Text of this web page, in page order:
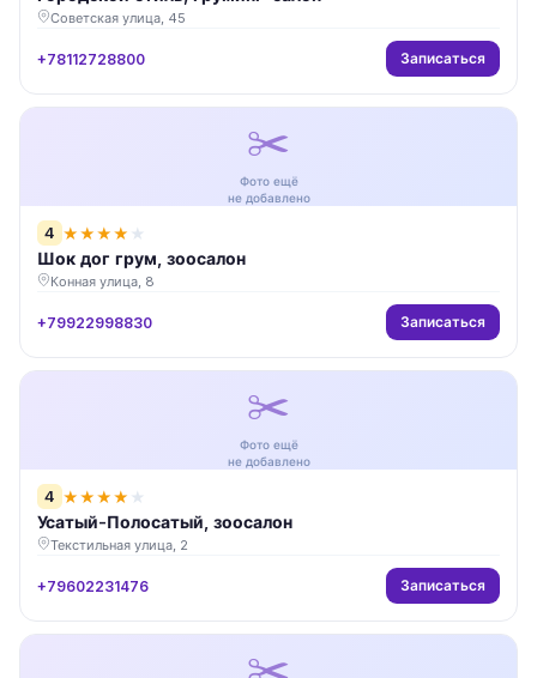
Советская улица, 45
+78112728800 Записаться
✂️
Фото ещё
не добавлено
4 ★★★★ ★
Шок дог грум, зоосалон
Конная улица, 8
+79922998830 Записаться
✂️
Фото ещё
не добавлено
4 ★★★★ ★
Усатый-Полосатый, зоосалон
Текстильная улица, 2
+79602231476 Записаться
✂️